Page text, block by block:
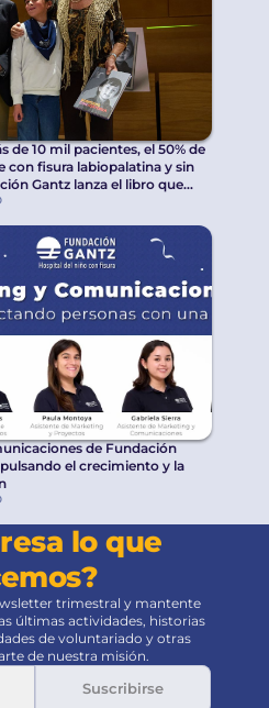
de 10 mil pacientes, el 50% de
con fisura labiopalatina y sin
Gantz lanza el libro que
de Fundación
el crecimiento y la
lo que
trimestral y mantente
últimas actividades, historias
de voluntariado y otras
de nuestra misión.
Suscribirse